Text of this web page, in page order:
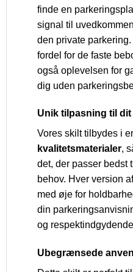
finde en
signal til
den private
fordel for de faste
også oplevelsen for
dig uden
Unik tilpasning til
Vores skilt tilbydes i
kvalitetsmaterialer,
det, der passer bedst
behov. Hver version
med øje for
din
og
Ubegrænsede